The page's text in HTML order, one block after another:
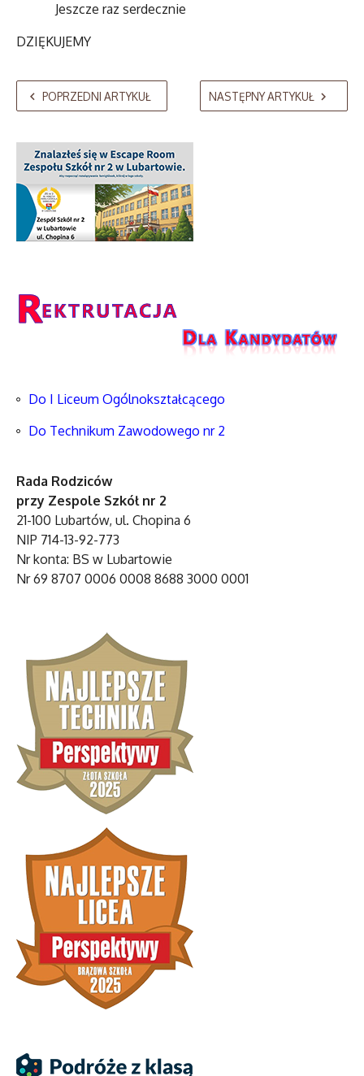
Jeszcze raz serdecznie
DZIĘKUJEMY
POPRZEDNI ARTYKUŁ NASTĘPNY ARTYKUŁ
Do I Liceum Ogólnokształcącego
Do Technikum Zawodowego nr 2
Rada Rodziców
przy Zespole Szkół nr 2
21-100 Lubartów, ul. Chopina 6
NIP 714-13-92-773
Nr konta: BS w Lubartowie
Nr 69 8707 0006 0008 8688 3000 0001